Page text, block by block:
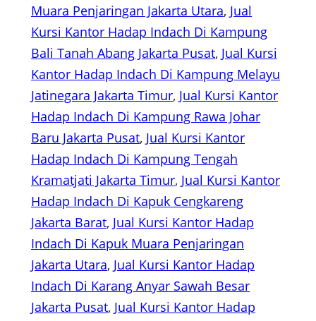
Muara Penjaringan Jakarta Utara, Jual
Kursi Kantor Hadap Indach Di Kampung
Bali Tanah Abang Jakarta Pusat, Jual Kursi
Kantor Hadap Indach Di Kampung Melayu
Jatinegara Jakarta Timur, Jual Kursi Kantor
Hadap Indach Di Kampung Rawa Johar
Baru Jakarta Pusat, Jual Kursi Kantor
Hadap Indach Di Kampung Tengah
Kramatjati Jakarta Timur, Jual Kursi Kantor
Hadap Indach Di Kapuk Cengkareng
Jakarta Barat, Jual Kursi Kantor Hadap
Indach Di Kapuk Muara Penjaringan
Jakarta Utara, Jual Kursi Kantor Hadap
Indach Di Karang Anyar Sawah Besar
Jakarta Pusat, Jual Kursi Kantor Hadap